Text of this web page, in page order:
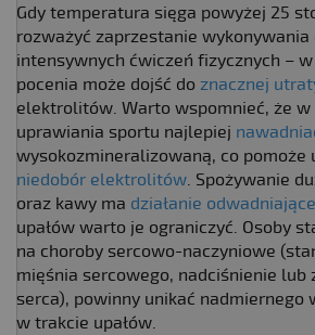
Gdy temperatura sięga powyżej 25
rozważyć zaprzestanie wykonywania
intensywnych ćwiczeń fizycznych –
pocenia może dojść do znacznej
elektrolitów. Warto wspomnieć, że w
uprawiania sportu najlepiej
wysokozmineralizowaną, co pomoże
niedobór elektrolitów. Spożywanie
oraz kawy ma działanie odwadniające
upałów warto je ograniczyć. Osoby
na choroby sercowo-naczyniowe
mięśnia sercowego, nadciśnienie lub
serca), powinny unikać nadmiernego
w trakcie upałów.